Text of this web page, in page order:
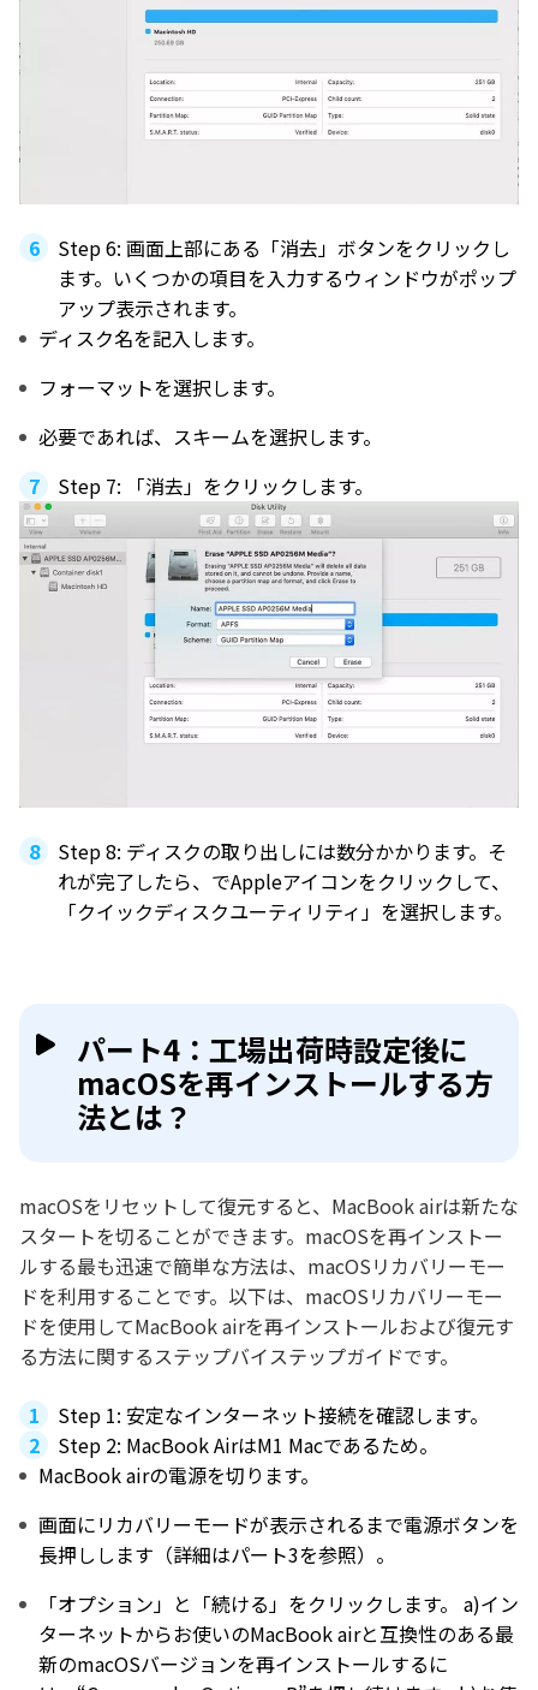
Step 6: 画面上部にある「消去」ボタンをクリックし
ます。いくつかの項目を入力するウィンドウがポップ
アップ表示されます。
ディスク名を記入します。
フォーマットを選択します。
必要であれば、スキームを選択します。
Step 7: 「消去」をクリックします。
Step 8: ディスクの取り出しには数分かかります。そ
れが完了したら、でAppleアイコンをクリックして、
「クイックディスクユーティリティ」を選択します。
パート4：工場出荷時設定後に
macOSを再インストールする方
法とは？
macOSをリセットして復元すると、MacBook airは新たな
スタートを切ることができます。macOSを再インストー
ルする最も迅速で簡単な方法は、macOSリカバリーモー
ドを利用することです。以下は、macOSリカバリーモー
ドを使用してMacBook airを再インストールおよび復元す
る方法に関するステップバイステップガイドです。
Step 1: 安定なインターネット接続を確認します。
Step 2: MacBook AirはM1 Macであるため。
MacBook airの電源を切ります。
画面にリカバリーモードが表示されるまで電源ボタンを
長押しします（詳細はパート3を参照）。
「オプション」と「続ける」をクリックします。 a)イン
ターネットからお使いのMacBook airと互換性のある最
新のmacOSバージョンを再インストールするに